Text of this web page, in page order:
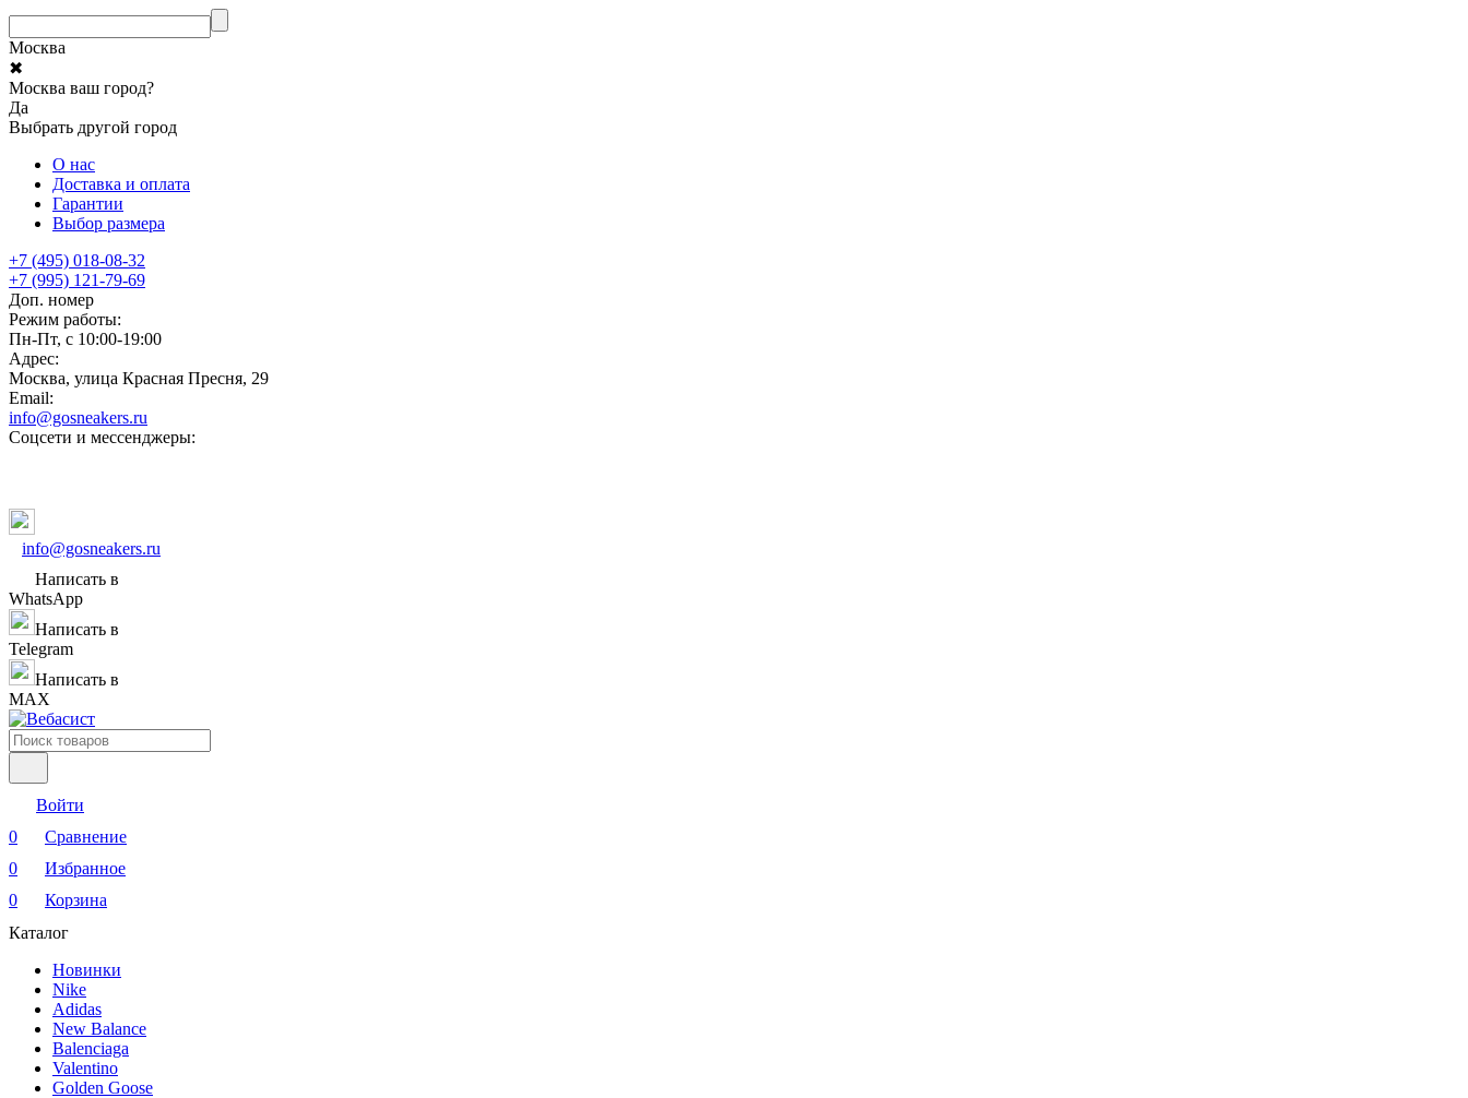
Москва
✖
Москва ваш город?
Да
Выбрать другой город
О нас
Доставка и оплата
Гарантии
Выбор размера
+7 (495) 018-08-32
+7 (995) 121-79-69
Доп. номер
Режим работы:
Пн-Пт, с 10:00-19:00
Адрес:
Москва, улица Красная Пресня, 29
Email:
info@gosneakers.ru
Соцсети и мессенджеры:
info@gosneakers.ru
Написать в
WhatsApp
Написать в
Telegram
Написать в
MAX
Войти
0
Сравнение
0
Избранное
0
Корзина
Каталог
Новинки
Nike
Adidas
New Balance
Balenciaga
Valentino
Golden Goose